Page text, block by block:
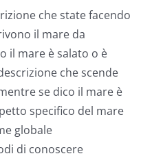
che state facendo
il mare da
il mare è salato o è
che scende
se dico il mare è
specifico del mare
globale
di conoscere